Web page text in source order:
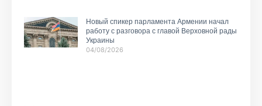
Новый спикер парламента Армении начал
работу с разговора с главой Верховной рады
Украины
04/08/2026